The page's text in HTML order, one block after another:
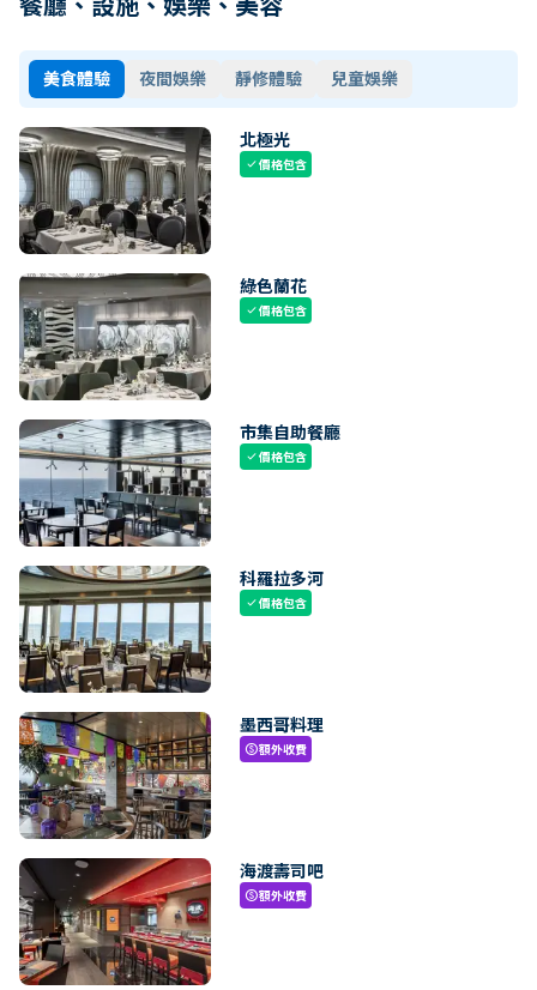
美食體驗 夜間娛樂 靜修體驗 兒童娛樂
北極光
check價格包含
綠色蘭花
check價格包含
市集自助餐廳
check價格包含
科羅拉多河
check價格包含
墨西哥料理
paid額外收費
海渡壽司吧
paid額外收費